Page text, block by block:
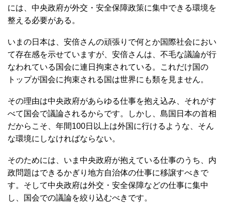
には、中央政府が外交・安全保障政策に集中できる環境を
整える必要がある。
いまの日本は、安倍さんの頑張りで何とか国際社会におい
て存在感を示せていますが、安倍さんは、不毛な議論が行
なわれている国会に連日拘束されている。これだけ国の
トップが国会に拘束される国は世界にも類を見ません。
その理由は中央政府があらゆる仕事を抱え込み、それがす
べて国会で議論されるからです。しかし、島国日本の首相
だからこそ、年間100日以上は外国に行けるような、そん
な環境にしなければならない。
そのためには、いま中央政府が抱えている仕事のうち、内
政問題はできるかぎり地方自治体の仕事に移譲すべきで
す。そして中央政府は外交・安全保障などの仕事に集中
し、国会での議論を絞り込むべきです。